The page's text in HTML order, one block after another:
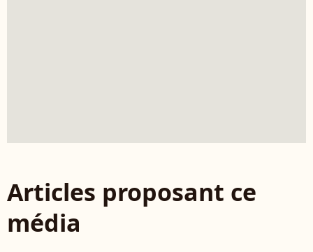
Articles proposant ce
média